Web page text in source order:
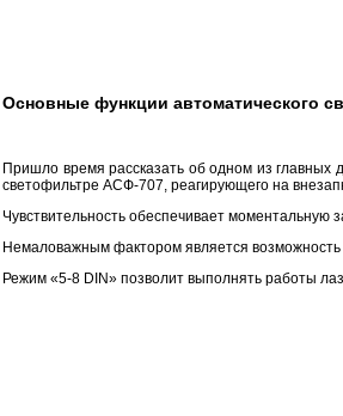
Основные функции автоматического
Пришло время рассказать об одном из главных
светофильтре АСФ-707, реагирующего на
Чувствительность обеспечивает моментальную
Немаловажным фактором является
Режим «5-8 DIN» позволит выполнять работы